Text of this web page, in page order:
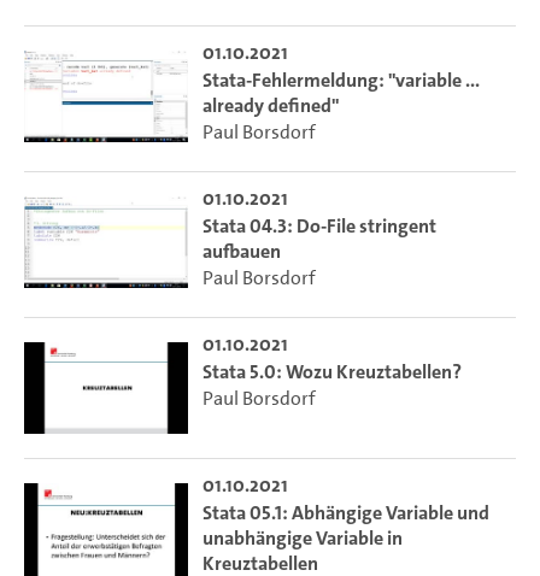
01.10.2021
Stata-Fehlermeldung: "variable ...
already defined"
Paul Borsdorf
01.10.2021
Stata 04.3: Do-File stringent
aufbauen
Paul Borsdorf
01.10.2021
Stata 5.0: Wozu Kreuztabellen?
Paul Borsdorf
01.10.2021
Stata 05.1: Abhängige Variable und
unabhängige Variable in
Kreuztabellen